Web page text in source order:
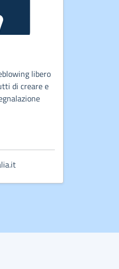
in un nuovo tab
libero
di creare e